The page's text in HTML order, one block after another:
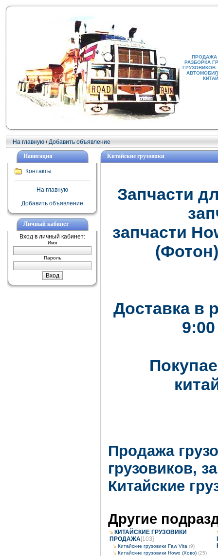
ПРОДАЖА
РАЗБОРКА
На главную /Добавить объявление
Навигация
Контакты
На главную
Добавить объявление
Личный кабинет
Вход в личный кабинет:
Имя
Пароль
Китайские грузовики
Запчасти
запчасти
Доставка в
Продажа
грузовиков,
Китайские
Другие
КИТАЙСКИЕ ГРУЗОВИКИ
ПРОДАЖА[103]
Китайские грузовики Faw Vita (9)
Китайские грузовики Howo (Хово) (25)